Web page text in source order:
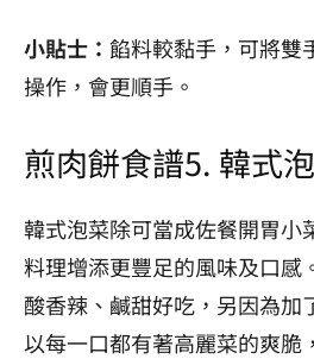
小貼士： 餡料較黏手，可將雙
操作，會更順手。
煎肉餅食譜5. 韓式
韓式泡菜除可當成佐餐開胃小
料理增添更豐足的風味及口感
酸香辣、鹹甜好吃，另因為加
以每一口都有著高麗菜的爽脆